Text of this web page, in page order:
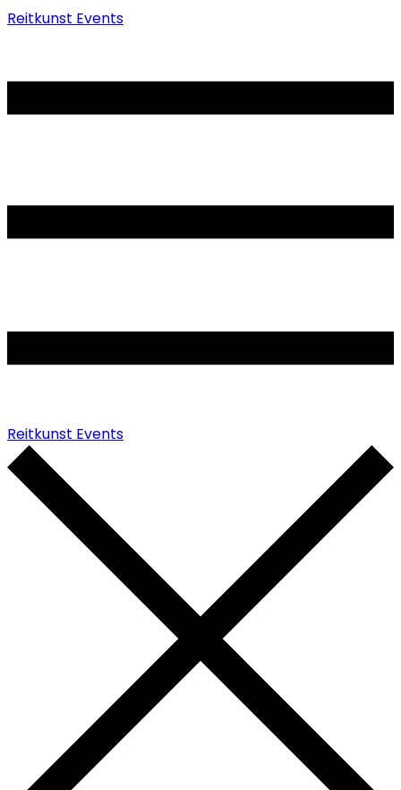
Reitkunst Events
Reitkunst Events